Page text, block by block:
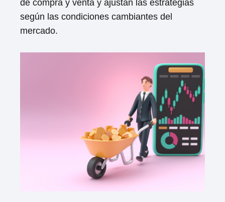
de compra y venta y ajustan las estrategias
según las condiciones cambiantes del
mercado.